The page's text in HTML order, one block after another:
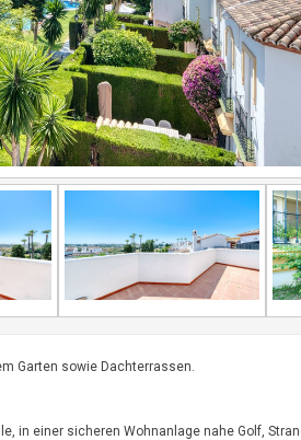
Garten sowie Dachterrassen.
in einer sicheren Wohnanlage nahe Golf,